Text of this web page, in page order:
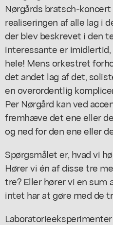
Nørgårds bratsch-
realiseringen af alle lag i
der blev beskrevet i den
interessante er
hele! Mens orkestret
det andet lag af det,
en overordentlig
Per Nørgård kan ved
fremhæve det ene eller
og ned for den ene eller
Spørgsmålet er, hvad vi
Hører vi én af disse tre
tre? Eller hører vi en sum
intet har at gøre med de